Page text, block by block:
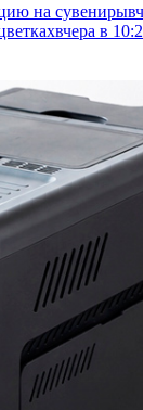
на сувениры
вчера в